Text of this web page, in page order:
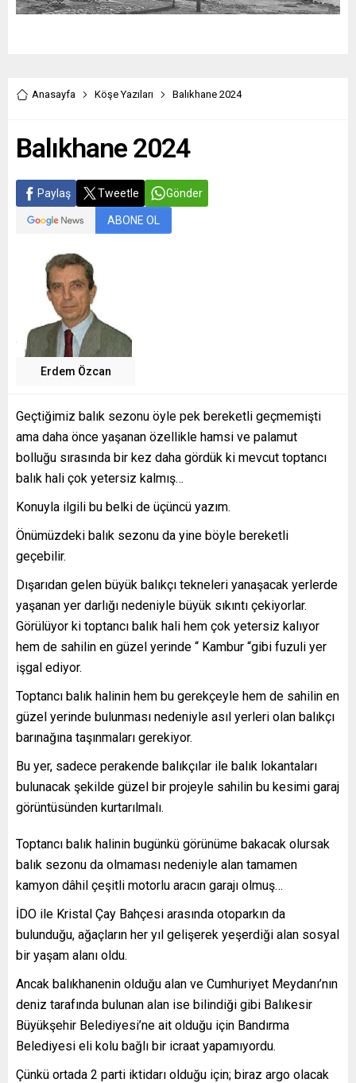
Anasayfa Köşe Yazıları Balıkhane 2024
Balıkhane 2024
Paylaş Tweetle Gönder
ABONE OL
Erdem Özcan
Geçtiğimiz balık sezonu öyle pek bereketli geçmemişti
ama daha önce yaşanan özellikle hamsi ve palamut
bolluğu sırasında bir kez daha gördük ki mevcut toptancı
balık hali çok yetersiz kalmış…
Konuyla ilgili bu belki de üçüncü yazım.
Önümüzdeki balık sezonu da yine böyle bereketli
geçebilir.
Dışarıdan gelen büyük balıkçı tekneleri yanaşacak yerlerde
yaşanan yer darlığı nedeniyle büyük sıkıntı çekiyorlar.
Görülüyor ki toptancı balık hali hem çok yetersiz kalıyor
hem de sahilin en güzel yerinde “ Kambur “gibi fuzuli yer
işgal ediyor.
Toptancı balık halinin hem bu gerekçeyle hem de sahilin en
güzel yerinde bulunması nedeniyle asıl yerleri olan balıkçı
barınağına taşınmaları gerekiyor.
Bu yer, sadece perakende balıkçılar ile balık lokantaları
bulunacak şekilde güzel bir projeyle sahilin bu kesimi garaj
görüntüsünden kurtarılmalı.
Toptancı balık halinin bugünkü görünüme bakacak olursak
balık sezonu da olmaması nedeniyle alan tamamen
kamyon dâhil çeşitli motorlu aracın garajı olmuş…
İDO ile Kristal Çay Bahçesi arasında otoparkın da
bulunduğu, ağaçların her yıl gelişerek yeşerdiği alan sosyal
bir yaşam alanı oldu.
Ancak balıkhanenin olduğu alan ve Cumhuriyet Meydanı’nın
deniz tarafında bulunan alan ise bilindiği gibi Balıkesir
Büyükşehir Belediyesi’ne ait olduğu için Bandırma
Belediyesi eli kolu bağlı bir icraat yapamıyordu.
Çünkü ortada 2 parti iktidarı olduğu için; biraz argo olacak